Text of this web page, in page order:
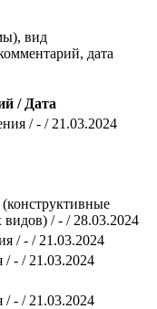
вид
дата
/ Дата
/ - / 21.03.2024
/ - / 28.03.2024
/ - / 21.03.2024
/ - / 21.03.2024
/ - / 21.03.2024